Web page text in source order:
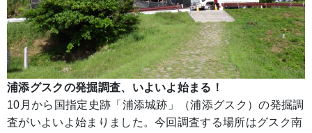
浦添グスクの発掘調査、いよいよ始まる！
10月から国指定史跡「浦添城跡」（浦添グスク）の発掘調
査がいよいよ始まりました。今回調査する場所はグスク南